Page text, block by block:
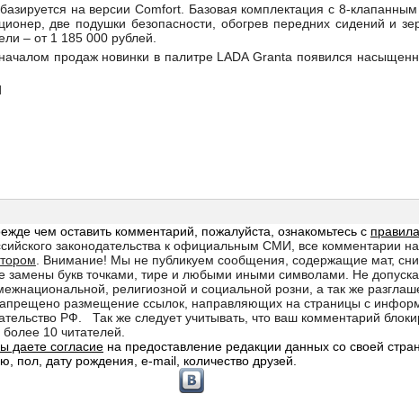
на версии Comfort. Базовая комплектация с 8-клапанным
две подушки безопасности, обогрев передних сидений и
– от 1 185 000 рублей.
продаж новинки в палитре LADA Granta появился